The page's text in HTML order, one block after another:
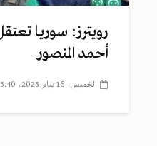
رويترز: سوريا
أحمد المنصور
الخميس، 16 يناير 2025، 5:40 ص